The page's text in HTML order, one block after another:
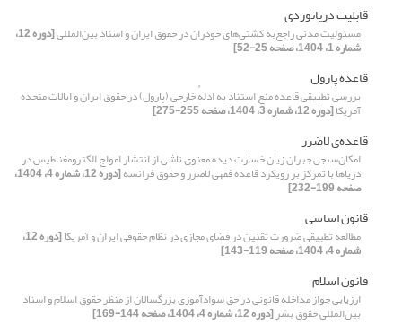
قابلیت دریانوردی
مسئولیت مدنی راجع‌به کشتی‌های خودران در حقوق ایران و اسناد بین‌المللی [دوره 12،
شماره 1، 1404، صفحه 25-52]
قاعده پارول
بررسی تطبیقی قاعده منع استناد به ادلهٔ خارجی (پارول) در حقوق ایران و ایالات‌ متحده
آمریکا[دوره 12، شماره 3، 1404، صفحه 255-275]
قاعده‌ی لاضرر
امکان‌سنجی جبران زیان خسارت‌ دیده معنوی ناشی از انتشار امواج الکترومغناطیس در
دریاها با تمرکز بر رویکرد قاعده فقهی لاضرر و حقوق فرانسه [دوره 12، شماره 4، 1404،
صفحه 199-232]
قانون اساسی
مطالعه تطبیقی ضرورت تقنین در فضای مجازی در نظام حقوقی ایران و آمریکا [دوره 12،
شماره 4، 1404، صفحه 119-143]
قانون اسلام
ارزیابی جواز مداخله قانونی در حق سوادآموزی بزرگسالان از منظر حقوق اسلام و اسناد
بین‌المللی حقوق بشر[دوره 12، شماره 4، 1404، صفحه 144-169]